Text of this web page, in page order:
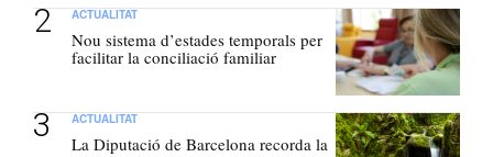
ACTUALITAT
Nou sistema d’estades temporals per
facilitar la conciliació familiar
ACTUALITAT
La Diputació de Barcelona recorda la